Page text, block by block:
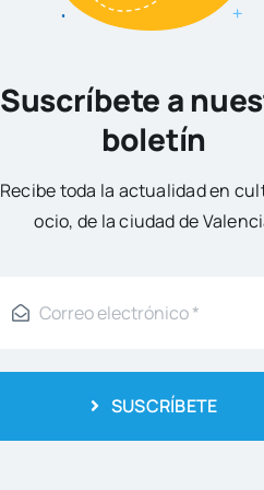
Suscríbete a
boletín
Reci­be toda la actua­li­dad en
ocio, de la ciu­dad de
SUSCRÍBETE